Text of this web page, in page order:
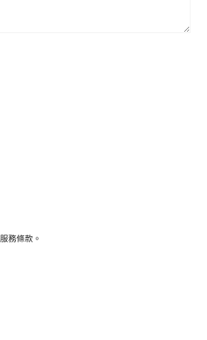
服務條款 。